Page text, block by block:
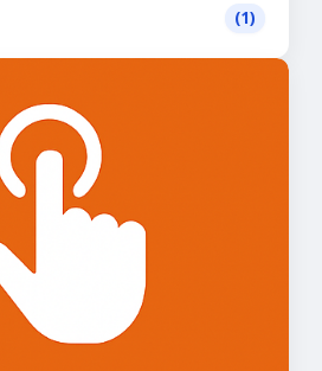
(1)